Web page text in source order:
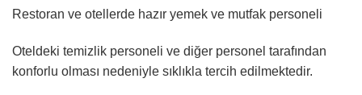
Restoran ve otellerde hazır yemek ve mutfak personeli
Oteldeki temizlik personeli ve diğer personel tarafından
konforlu olması nedeniyle sıklıkla tercih edilmektedir.